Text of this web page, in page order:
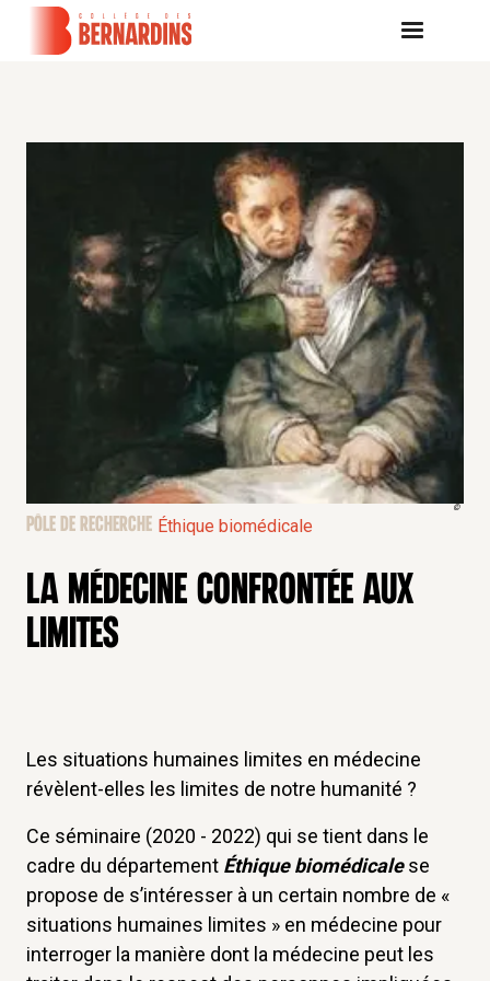
©
PÔLE DE RECHERCHE Éthique biomédicale
LA MÉDECINE CONFRONTÉE AUX
LIMITES
Les situations humaines limites en médecine
révèlent-elles les limites de notre humanité ?
Ce séminaire (2020 - 2022) qui se tient dans le
cadre du département Éthique biomédicalese
propose de s’intéresser à un certain nombre de «
situations humaines limites » en médecine pour
interroger la manière dont la médecine peut les